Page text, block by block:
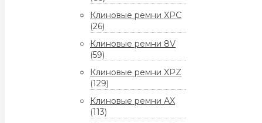
Клиновые ремни XPC
(26)
Клиновые ремни 8V
(59)
Клиновые ремни XPZ
(129)
Клиновые ремни AX
(113)